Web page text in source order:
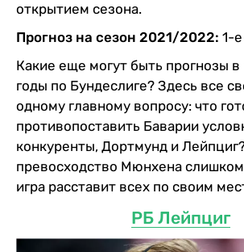
открытием сезона.
Прогноз на сезон 2021/2022: 1-
Какие еще могут быть прогнозы
годы по Бундеслиге? Здесь все
одному главному вопросу: что
противопоставить Баварии
конкуренты, Дортмунд и
превосходство Мюнхена
игра расставит всех по своим
РБ Лейпциг